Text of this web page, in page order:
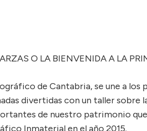
O LA BIENVENIDA A LA
de Cantabria, se une a los
divertidas con un taller sobre
de nuestro patrimonio que
Inmaterial en el año 2015.